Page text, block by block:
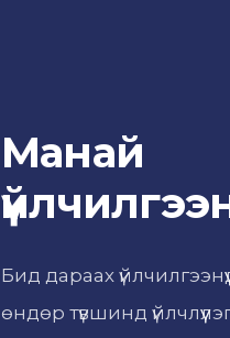
Манай
Бид дараах
өндөр түвшинд